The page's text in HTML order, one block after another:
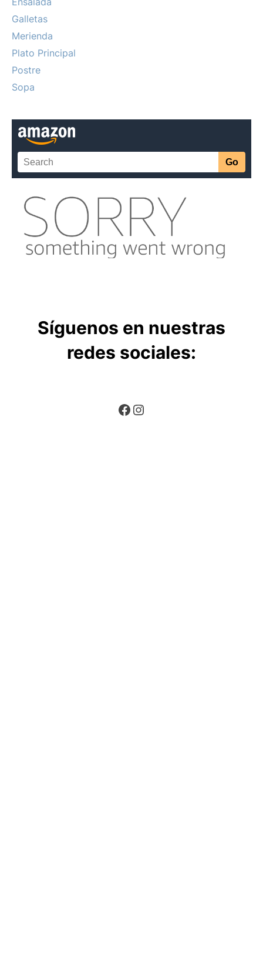
Galletas
Merienda
Plato Principal
Postre
Sopa
Síguenos en nuestras
redes sociales:
Facebook
Instagram